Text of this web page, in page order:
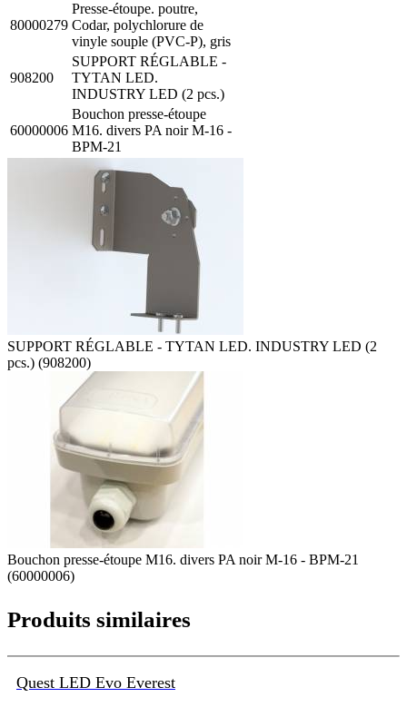
80000279
Presse-étoupe. poutre,
Codar, polychlorure de
vinyle souple (PVC-P), gris
908200
SUPPORT RÉGLABLE -
TYTAN LED.
INDUSTRY LED (2 pcs.)
60000006
Bouchon presse-étoupe
M16. divers PA noir M-16 -
BPM-21
SUPPORT RÉGLABLE - TYTAN LED. INDUSTRY LED (2
pcs.) (908200)
Bouchon presse-étoupe M16. divers PA noir M-16 - BPM-21
(60000006)
Produits similaires
Quest LED Evo Everest